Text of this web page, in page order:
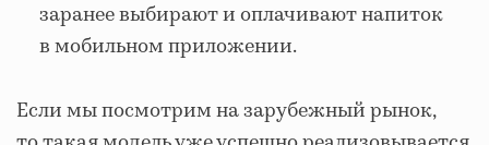
заранее выбирают и оплачивают напиток
в мобильном приложении.
Если мы посмотрим на зарубежный рынок,